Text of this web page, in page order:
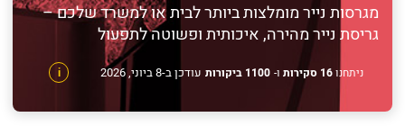
מגרסות נייר מומלצות ביותר לבית או למשרד שלכם –
גריסת נייר מהירה, איכותית ופשוטה לתפעול
ניתחנו16 סקירות ו- 1100 ביקורות i עודכן ב-8 ביוני, 2026